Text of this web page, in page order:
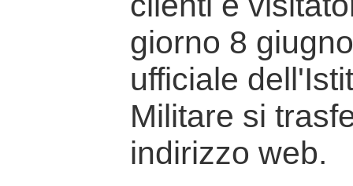
giorno 8
ufficiale
Militare si
indirizzo web.